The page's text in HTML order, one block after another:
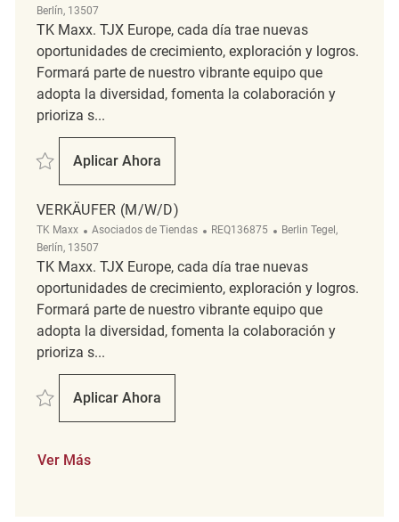
Berlín, 13507
TK Maxx. TJX Europe, cada día trae nuevas
oportunidades de crecimiento, exploración y logros.
Formará parte de nuestro vibrante equipo que
adopta la diversidad, fomenta la colaboración y
prioriza s...
Salvar Verkäufer (m/w/d) REQ130924
Aplicar Ahora
Verkäufer (m/w/d)
VERKÄUFER (M/W/D)
TK Maxx Categoría
Asociados de Tiendas ReqId
REQ136875 Ubicación
Berlin Tegel,
Berlín, 13507
TK Maxx. TJX Europe, cada día trae nuevas
oportunidades de crecimiento, exploración y logros.
Formará parte de nuestro vibrante equipo que
adopta la diversidad, fomenta la colaboración y
prioriza s...
Salvar Verkäufer (m/w/d) REQ136875
Aplicar Ahora
Verkäufer (m/w/d)
Ver Más